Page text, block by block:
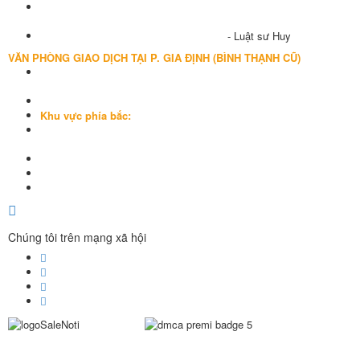
- Luật sư Huy
VĂN PHÒNG GIAO DỊCH TẠI P. GIA ĐỊNH (BÌNH THẠNH CŨ)
Khu vực phía bắc:
Chúng tôi trên mạng xã hội